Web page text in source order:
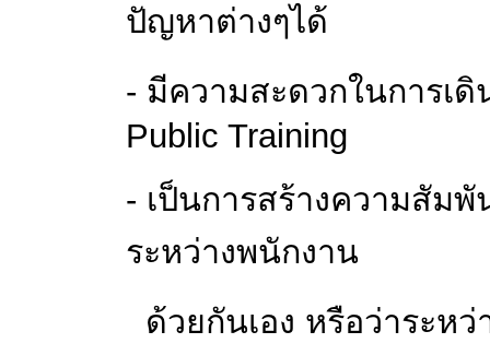
ปัญหาต่างๆได้
- มีความสะดวกในการเ
Public Training
- เป็นการสร้างความสัม
ระหว่างพนักงาน
ด้วยกันเอง หรือว่าระห